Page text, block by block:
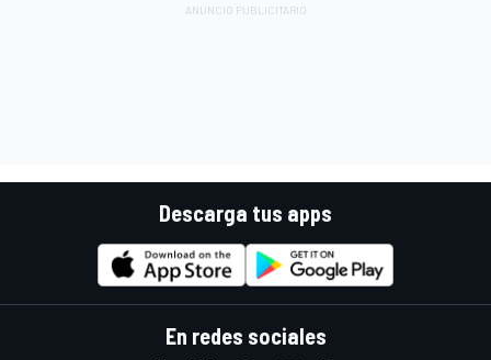
Descarga tus apps
En redes sociales